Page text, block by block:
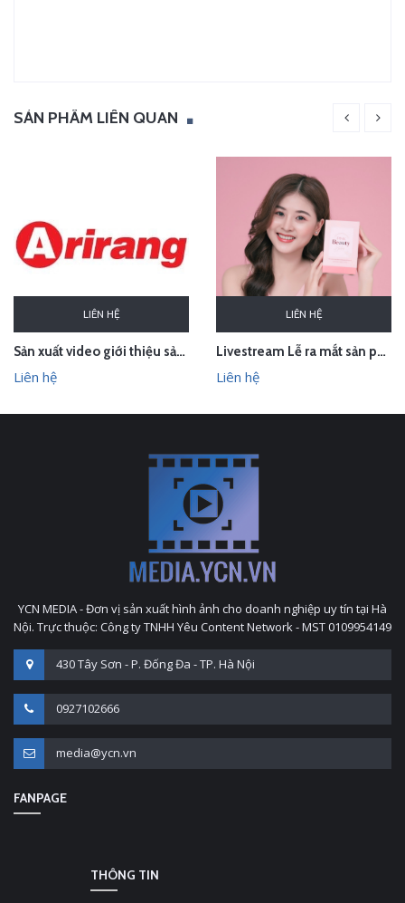
SẢN PHẨM LIÊN QUAN
LIÊN HỆ
Sản xuất video giới thiệu sản phẩm Audio Âm thanh Arirang Vietnam
Liên hệ
LIÊN HỆ
Livestream Lễ ra mắt sản phẩm Pink Beauty Herbs
Liên hệ
YCN MEDIA - Đơn vị sản xuất hình ảnh cho doanh nghiệp uy tín tại Hà
Nội. Trực thuộc: Công ty TNHH Yêu Content Network - MST 0109954149
430 Tây Sơn - P. Đống Đa - TP. Hà Nội
0927102666
media@ycn.vn
FANPAGE
THÔNG TIN